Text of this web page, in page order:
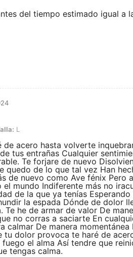
del tiempo estimado igual a
L
de acero hasta volverte
tus entrañas Cualquier
Te forjare de nuevo
quedo de lo que tal vez Han
de nuevo como Ave fénix Pero
el mundo Indiferente más no
de la que ya tenías Esperando
la espada Dónde de dolor
Te he de armar de valor De
no corras a saciarte En
calmar De manera momentánea
tu dolor provoca te haré de
el alma Así tendre que
tengas calma.